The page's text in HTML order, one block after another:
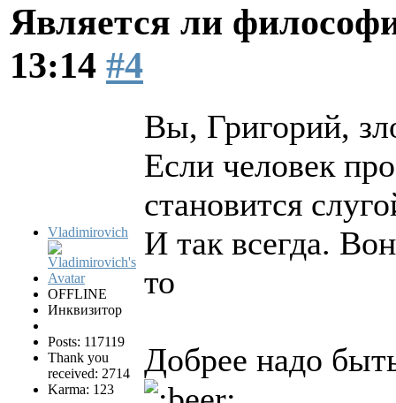
Является ли
13:14 #4
Vladimirovich
OFFLINE
Инквизитор
Posts: 117119
Thank you
received: 2714
Karma: 123
Вы, Григорий,
Если человек
становится
И так всегда.
то
Добрее надо